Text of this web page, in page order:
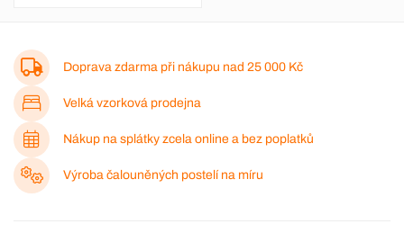
Doprava zdarma při nákupu nad 25 000 Kč
Velká vzorková prodejna
Nákup na splátky zcela online a bez poplatků
Výroba čalouněných postelí na míru